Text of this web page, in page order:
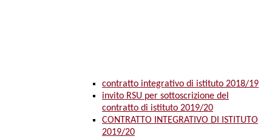
contratto integrativo di istituto 2018/19
invito RSU per sottoscrizione del
contratto di istituto 2019/20
CONTRATTO INTEGRATIVO DI ISTITUTO
2019/20